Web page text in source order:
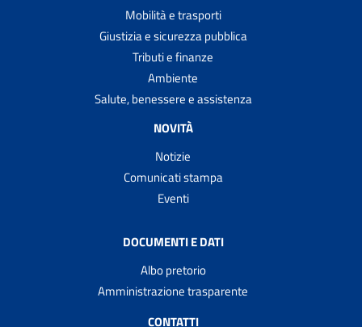
Mobilità e trasporti
Giustizia e sicurezza pubblica
Tributi e finanze
Ambiente
Salute, benessere e assistenza
NOVITÀ
Notizie
Comunicati stampa
Eventi
DOCUMENTI E DATI
Albo pretorio
Amministrazione trasparente
CONTATTI